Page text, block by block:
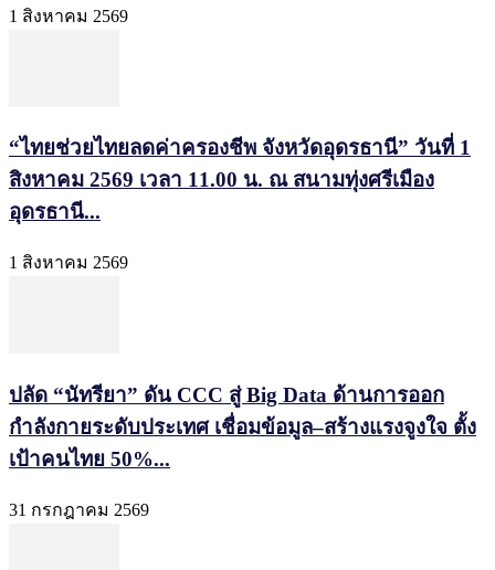
1 สิงหาคม 2569
“ไทยช่วยไทยลดค่าครองชีพ จังหวัดอุดรธานี” วันที่ 1
สิงหาคม 2569 เวลา 11.00 น. ณ สนามทุ่งศรีเมือง
อุดรธานี...
1 สิงหาคม 2569
ปลัด “นัทรียา” ดัน CCC สู่ Big Data ด้านการออก
กำลังกายระดับประเทศ เชื่อมข้อมูล–สร้างแรงจูงใจ ตั้ง
เป้าคนไทย 50%...
31 กรกฎาคม 2569